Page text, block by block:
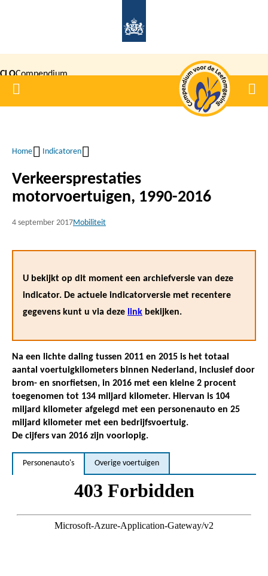
inhoud
gaan
CLOCompendium
voor de
Home
Kruimelpad
Home Indicatoren
Verkeersprestaties
motorvoertuigen, 1990-2016
4 september 2017Mobiliteit
U bekijkt op dit moment een archiefversie van deze
indicator. De actuele indicatorversie met recentere
gegevens kunt u via deze link bekijken.
Na een lichte daling tussen 2011 en 2015 is het totaal
aantal voertuigkilometers binnen Nederland, inclusief door
brom- en snorfietsen, in 2016 met een kleine 2 procent
toegenomen tot 134 miljard kilometer. Hiervan is 104
miljard kilometer afgelegd met een personenauto en 25
miljard kilometer met een bedrijfsvoertuig.
De cijfers van 2016 zijn voorlopig.
Personenauto's Overige voertuigen